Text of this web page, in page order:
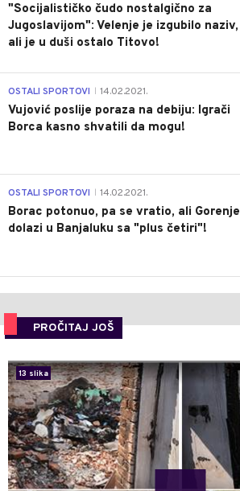
"Socijalističko čudo nostalgično za
Jugoslavijom": Velenje je izgubilo naziv,
ali je u duši ostalo Titovo!
OSTALI SPORTOVI 14.02.2021.
Vujović poslije poraza na debiju: Igrači
Borca kasno shvatili da mogu!
OSTALI SPORTOVI 14.02.2021.
Borac potonuo, pa se vratio, ali Gorenje
dolazi u Banjaluku sa "plus četiri"!
PROČITAJ JOŠ
13 slika